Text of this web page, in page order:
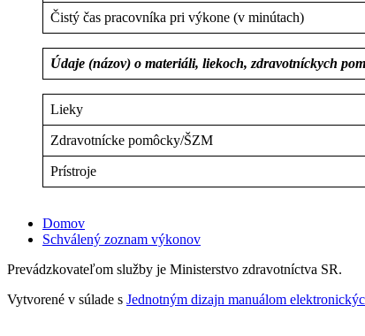
Čistý čas pracovníka pri výkone (v minútach)
Údaje (názov) o materiáli, liekoch, zdravotníckych
Lieky
Zdravotnícke pomôcky/ŠZM
Prístroje
Domov
Schválený zoznam výkonov
Prevádzkovateľom služby je Ministerstvo zdravotníctva SR.
Vytvorené v súlade s Jednotným dizajn manuálom